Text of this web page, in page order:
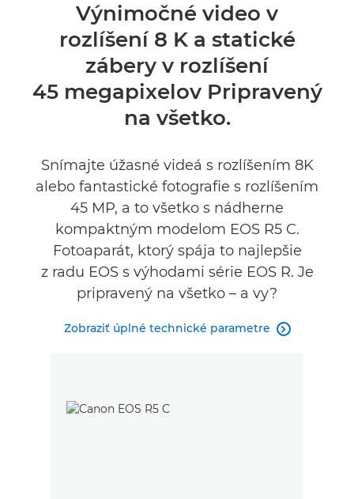
Technické parametre
Galéria
Recenzie
Výnimočné video v
rozlíšení 8 K a statické
zábery v rozlíšení
45 megapixelov Pripravený
na všetko.
Snímajte úžasné videá s rozlíšením 8K
alebo fantastické fotografie s rozlíšením
45 MP, a to všetko s nádherne
kompaktným modelom EOS R5 C.
Fotoaparát, ktorý spája to najlepšie
z radu EOS s výhodami série EOS R. Je
pripravený na všetko – a vy?
Zobraziť úplné technické parametre 